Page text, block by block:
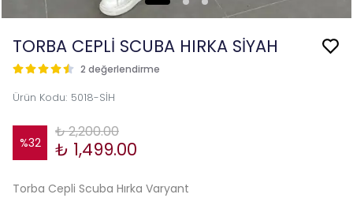
TORBA CEPLİ SCUBA HIRKA SİYAH
2 değerlendirme
Ürün Kodu: 5018-SİH
%32
₺ 2,200.00
₺ 1,499.00
Torba Cepli Scuba Hırka Varyant